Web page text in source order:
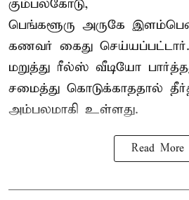
கும்பலகோடு,
பெங்களூரு அருகே
கணவர் கைது செய்யப்பட்டார்.
மறுத்து ரீல்ஸ் வீடியோ
சமைத்து கொடுக்காததால்
அம்பலமாகி உள்ளது.
Read More